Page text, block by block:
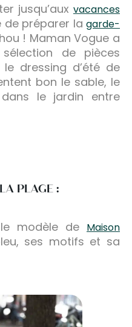
jusqu’aux vacances
de préparer la garde-
! Maman Vogue a
de pièces
dressing d’été de
bon le sable, le
le jardin entre
PLAGE :
modèle de Maison
ses motifs et sa